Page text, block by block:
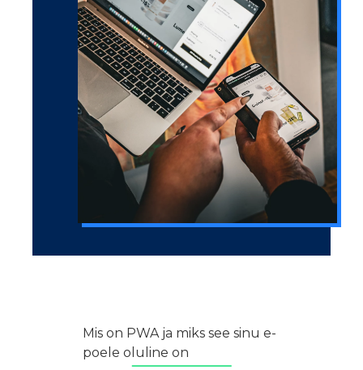
Mis on PWA ja miks see sinu e-
poele oluline on